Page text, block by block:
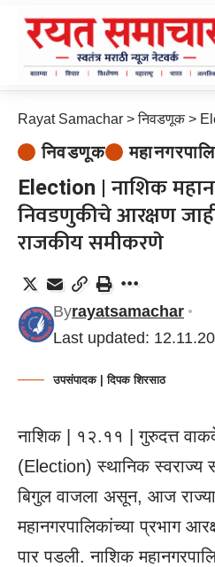
Rayat Samachar >निवडणूक>
निवडणूक
Election | नाशिक
निवडणुकीचे आरक्षण
राजकीय समीकरणे
Last updated:
Byrayatsamachar
उपसंपादक | दिपक शिरसाठ
नाशिक | १२.११ | गुरुदत्त
(Election) स्थानिक स्वराज्य
बिगुल वाजला असून, आज
महानगरपालिकांच्या प्रभाग
पार पडली. नाशिक